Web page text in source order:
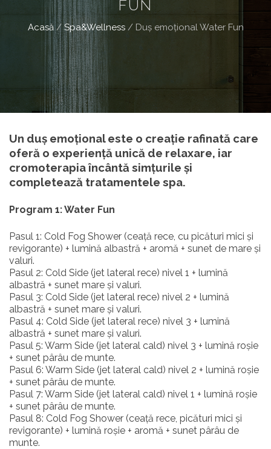
FUN
Acasă/Spa&Wellness/ Duș emoțional Water Fun
Un duș emoțional este o creație rafinată care
oferă o experiență unică de relaxare, iar
cromoterapia încântă simțurile și
completează tratamentele spa.
Program 1: Water Fun
Pasul 1: Cold Fog Shower (ceață rece, cu picături mici și
revigorante) + lumină albastră + aromă + sunet de mare și
valuri.
Pasul 2: Cold Side (jet lateral rece) nivel 1 + lumină
albastră + sunet mare și valuri.
Pasul 3: Cold Side (jet lateral rece) nivel 2 + lumină
albastră + sunet mare și valuri.
Pasul 4: Cold Side (jet lateral rece) nivel 3 + lumină
albastră + sunet mare și valuri.
Pasul 5: Warm Side (jet lateral cald) nivel 3 + lumină roșie
+ sunet pârâu de munte.
Pasul 6: Warm Side (jet lateral cald) nivel 2 + lumină roșie
+ sunet pârâu de munte.
Pasul 7: Warm Side (jet lateral cald) nivel 1 + lumină roșie
+ sunet pârâu de munte.
Pasul 8: Cold Fog Shower (ceață rece, picături mici și
revigorante) + lumină roșie + aromă + sunet pârâu de
munte.